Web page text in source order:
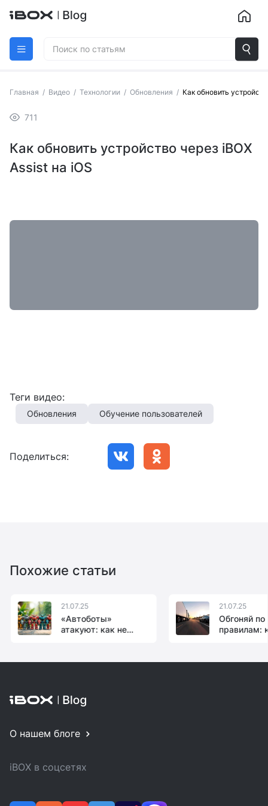
Главная / Видео / Технологии / Обновления / Как обновить
711
Как обновить устройство через iBOX
Assist на iOS
Теги видео:
Обновления Обучение пользователей
Поделиться:
Похожие статьи
21.07.25
«Автоботы»
атакуют: как не
21.07.25
Обгоняй по
правилам:
О нашем блоге
iBOX в соцсетях